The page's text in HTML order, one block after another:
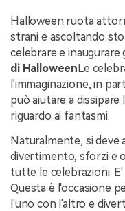
Halloween ruota
strani e ascoltando
celebrare e
di HalloweenLe
l'immaginazione, in
può aiutare a
riguardo ai fantasmi.
Naturalmente, si deve
divertimento, sforzi e
tutte le celebrazioni.
Questa è l'occasione
l'uno con l'altro e